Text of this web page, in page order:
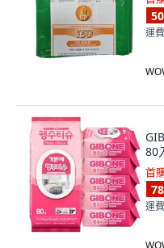
50
運
80
首
78
運